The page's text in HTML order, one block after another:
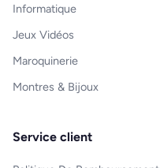
Informatique
Jeux Vidéos
Maroquinerie
Montres & Bijoux
Service client